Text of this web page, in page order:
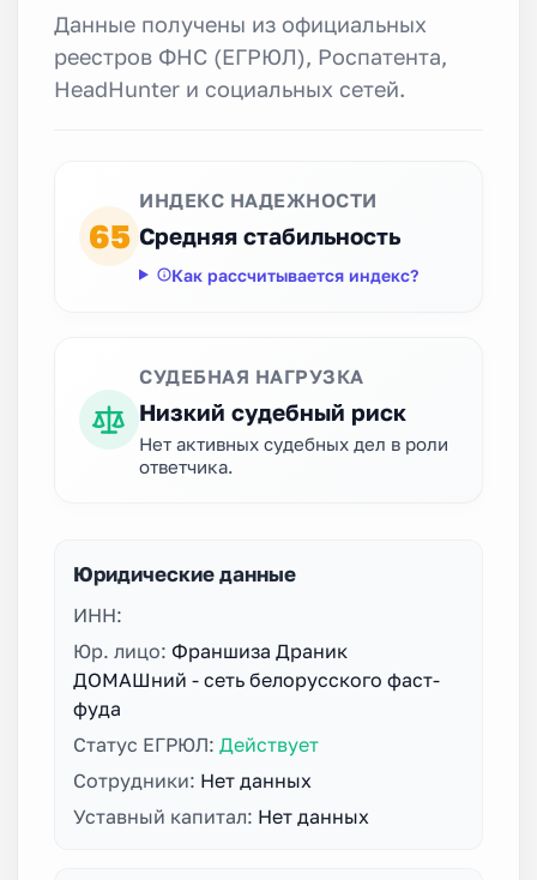
Данные получены из официальных
реестров ФНС (ЕГРЮЛ), Роспатента,
HeadHunter и социальных сетей.
65
ИНДЕКС НАДЕЖНОСТИ
Средняя стабильность
Как рассчитывается индекс?
СУДЕБНАЯ НАГРУЗКА
Низкий судебный риск
Нет активных судебных дел в роли
ответчика.
Юридические данные
ИНН:
Юр. лицо: Франшиза Драник
ДОМАШний - сеть белорусского фаст-
фуда
Статус ЕГРЮЛ: Действует
Сотрудники: Нет данных
Уставный капитал: Нет данных